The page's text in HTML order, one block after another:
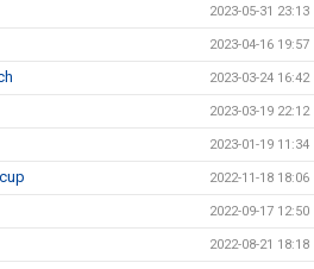
2023-05-31 23:13
2023-04-16 19:57
2023-03-24 16:42
2023-03-19 22:12
2023-01-19 11:34
2022-11-18 18:06
2022-09-17 12:50
2022-08-21 18:18